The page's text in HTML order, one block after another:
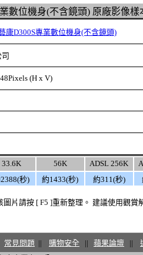
數位機身(不含鏡頭) 原廠影像樣
康D300S專業數位機身(不含鏡頭)
Pixels (H x V)
33.6K 56K ADSL 256K
秒) 約1433(秒) 約311(秒)
片請按 [ F5 ]重新整理。 建議使用觀
常見問題 || 購物安全 || 蘋果論壇 ||